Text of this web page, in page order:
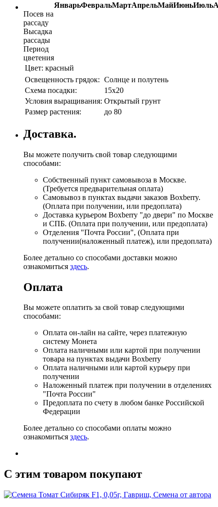
ЯнварьФевральМартАпрельМайИюньИюль
Посев на
рассаду
Высадка
рассады
Период
цветения
Цвет: красный
Освещенность грядок: Солнце и полутень
Схема посадки:
15х20
Условия выращивания: Открытый грунт
Размер растения:
до 80
Доставка.
Вы можете получить свой товар следующими
способами:
Собственный пункт самовывоза в Москве.
(Требуется предварительная оплата)
Самовывоз в пунктах выдачи заказов Boxberry.
(Оплата при получении, или предоплата)
Доставка курьером Boxberry "до двери" по Москве
и СПБ. (Оплата при получении, или предоплата)
Отделения "Почта России", (Оплата при
получении(наложенный платеж), или предоплата)
Более детально со способами доставки можно
ознакомиться здесь.
Оплата
Вы можете оплатить за свой товар следующими
способами:
Оплата он-лайн на сайте, через платежную
систему Монета
Оплата наличными или картой при получении
товара на пунктах выдачи Boxberry
Оплата наличными или картой курьеру при
получении
Наложенный платеж при получении в отделениях
"Почта России"
Предоплата по счету в любом банке Российской
Федерации
Более детально со способами оплаты можно
ознакомиться здесь.
C этим товаром покупают